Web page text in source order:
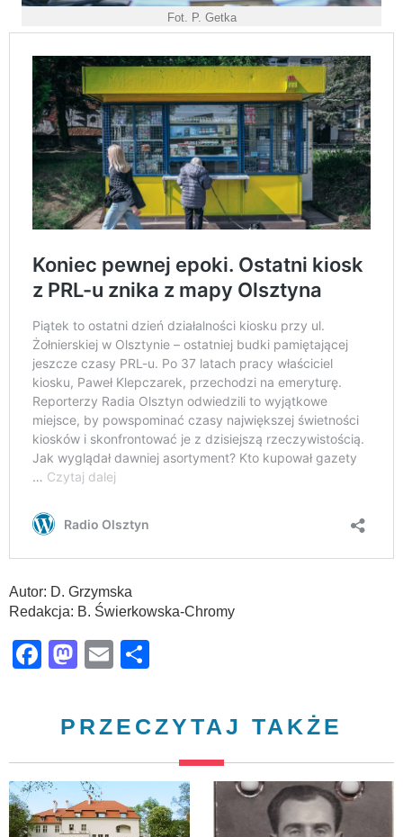
Fot. P. Getka
Autor: D. Grzymska
Redakcja: B. Świerkowska-Chromy
Facebook
Mastodon
Email
PRZECZYTAJ TAKŻE